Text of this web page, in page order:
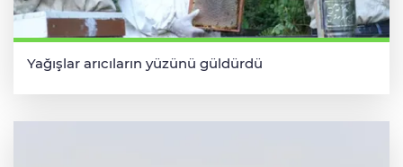
Yağışlar arıcıların yüzünü güldürdü